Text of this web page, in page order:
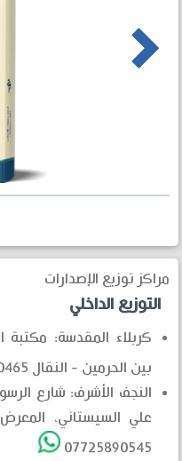
مراكز توزيع الإصدارات
التوزيع الداخلي
كربلاء المقدسة: مكتبة
بين الحرمين - النقال 07809000465
النجف الأشرف: شارع
علي السيستاني، المعرض
07725890545